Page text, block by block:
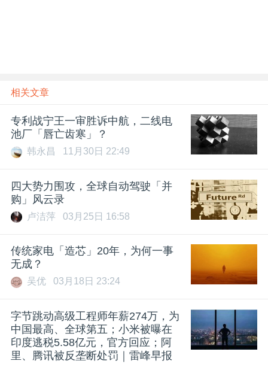
相关文章
专利战宁王一审胜诉中航，二线电
池厂「唇亡齿寒」？
韩永昌 11月30日 22:49
四大势力围攻，全球自动驾驶「并
购」风云录
卢洁萍 03月25日 16:58
传统家电「造芯」20年，为何一事
无成？
吴优 03月18日 23:24
字节跳动高级工程师年薪274万，为
中国最高、全球第五；小米被曝在
印度逃税5.58亿元，官方回应；阿
里、腾讯被反垄断处罚｜雷峰早报